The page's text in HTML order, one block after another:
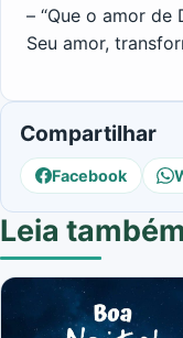
– “Que o amor de
Seu amor,
Compartilhar
Facebook
Leia também